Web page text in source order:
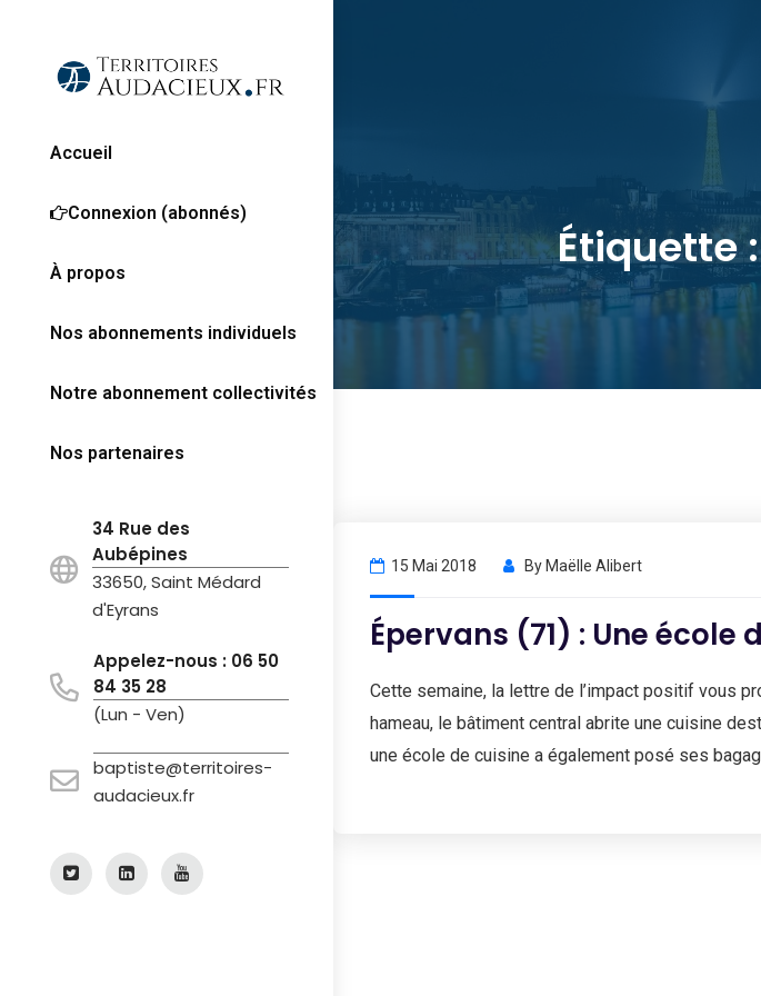
Accueil
Connexion (abonnés)
À propos
Nos abonnements individuels
Notre abonnement collectivités
Nos partenaires
34 Rue des
Aubépines
33650, Saint Médard
d'Eyrans
Appelez-nous : 06 50
84 35 28
(Lun - Ven)
baptiste@territoires-
audacieux.fr
Étiquette
15 Mai 2018 By Maëlle Alibert
Épervans (71) : Une
Cette semaine, la lettre de l’impact positif vous
hameau, le bâtiment central abrite une cuisine
une école de cuisine a également posé ses